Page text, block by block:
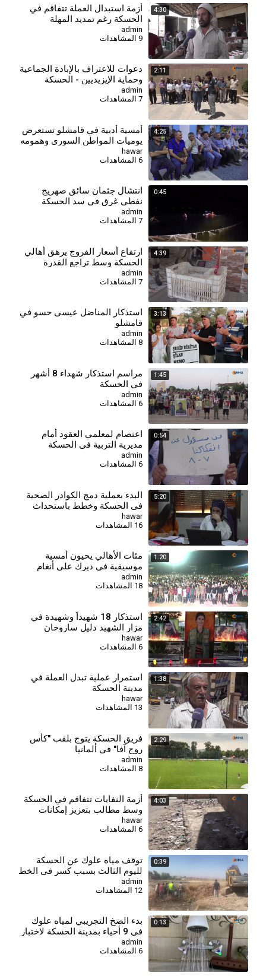
4:30
⁣أزمة استبدال العملة تتفاقم في
الحسكة رغم تمديد المهلة
admin
9 المشاهدات
2:11
دعوات للاعتراف بالإبادة الجماعية
وحماية الإيزيديين - الحسكة
admin
7 المشاهدات
4:25
أمسية أدبية في قامشلو تستعرض
يوميات المواطن السوري وهمومه
المعيشية
hawar
6 المشاهدات
0:45
انتشال جثمان سائق صهريج
نفطي غرق في سد الحسكة
الجنوبي
admin
7 المشاهدات
4:39
⁣ارتفاع أسعار الفروج يرهق أهالي
الحسكة وسط تراجع القدرة
الشرائية
admin
7 المشاهدات
3:13
⁣استذكار المناضل عيسى حسو في
قامشلو
admin
8 المشاهدات
1:45
⁣مراسم استذكار شهداء 8 أشهر
في الحسكة
admin
6 المشاهدات
0:54
اعتصام لمعلمي العقود أمام
مديرية التربية في الحسكة
للمطالبة بالتثبيت وصرف
مستحقاتهم
admin
6 المشاهدات
5:20
البدء بعملية دمج الكوادر الصحية
في الحسكة وخطط باستحداث
مراكز جديدة
hawar
16 المشاهدات
1:20
مئات الأهالي يحيون أمسية
موسيقية في ديرك على أنغام
الأغاني الكردية
admin
18 المشاهدات
2:42
استذكار 18 شهيداً وشهيدة في
مزار الشهيد دليل ساروخان
بقامشلو
hawar
6 المشاهدات
1:38
استمرار عملية تبدل العملة في
مدينة الحسكة
hawar
13 المشاهدات
2:29
فريق الحسكة يتوج بلقب "كأس
روج آفا" في ألمانيا
admin
4:03
أزمة النفايات تتفاقم في الحسكة
وسط مطالب بتعزيز إمكانات
قطاع النظافة
hawar
6 المشاهدات
0:39
توقف مياه علوك عن الحسكة
لليوم الثالث بسبب كسر في الخط
الرئيس
admin
12 المشاهدات
0:13
بدء الضخ التجريبي لمياه علوك
في 9 أحياء بمدينة الحسكة لاختبار
الشبكة
admin